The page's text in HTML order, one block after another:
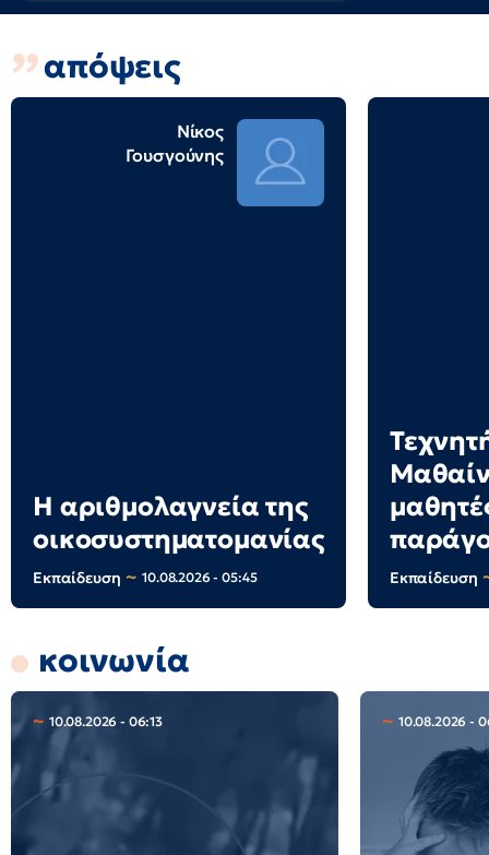
απόψεις
Νίκος
Γουσγούνης
Η αριθμολαγνεία της
οικοσυστηματομανίας
Εκπαίδευση 10.08.2026 - 05:45 Εκπαίδευση
κοινωνία
10.08.2026 - 06:13 10.08.2026 -